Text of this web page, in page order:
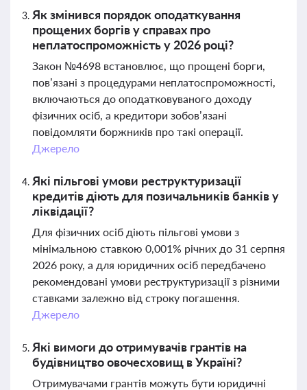
Як змінився порядок оподаткування
прощених боргів у справах про
неплатоспроможність у 2026 році?
Закон №4698 встановлює, що прощені борги,
пов’язані з процедурами неплатоспроможності,
включаються до оподатковуваного доходу
фізичних осіб, а кредитори зобов’язані
повідомляти боржників про такі операції.
Джерело
Які пільгові умови реструктуризації
кредитів діють для позичальників банків у
ліквідації?
Для фізичних осіб діють пільгові умови з
мінімальною ставкою 0,001% річних до 31 серпня
2026 року, а для юридичних осіб передбачено
рекомендовані умови реструктуризації з різними
ставками залежно від строку погашення.
Джерело
Які вимоги до отримувачів грантів на
будівництво овочесховищ в Україні?
Отримувачами грантів можуть бути юридичні